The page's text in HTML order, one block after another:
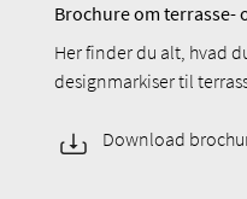
Brochure om terrasse-
Her finder du alt, hvad
designmarkiser til
Download